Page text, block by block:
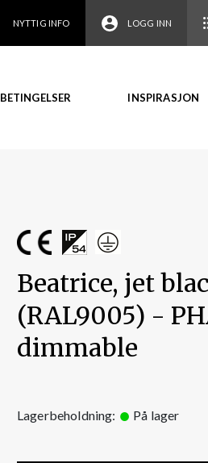
NYTTIG INFO LOGG INN
BETINGELSER INSPIRASJON
Beatrice, jet
(RAL9005) -
dimmable
Lagerbeholdning: På lager